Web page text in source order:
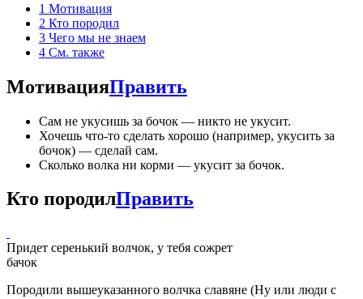
1 Мотивация
2 Кто породил
3 Чего мы не знаем
4 См. также
МотивацияПравить
Сам не укусишь за бочок — никто не укусит.
Хочешь что-то сделать хорошо (например, укусить за
бочок) — сделай сам.
Сколько волка ни корми — укусит за бочок.
Кто породилПравить
Придет серенький волчок, у тебя сожрет
бачок
Породили вышеуказанного волчка славяне (Ну или люди с